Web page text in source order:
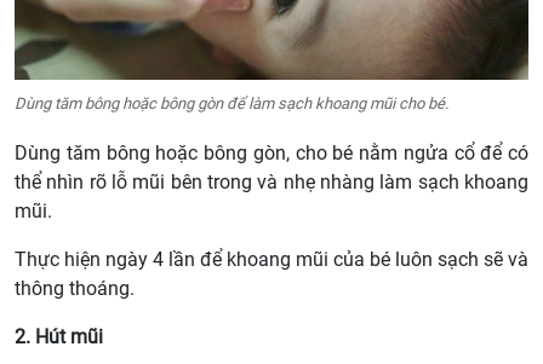
Dùng tăm bông hoặc bông gòn để làm sạch khoang mũi cho bé.
Dùng tăm bông hoặc bông gòn, cho bé nằm ngửa cổ để có
thể nhìn rõ lỗ mũi bên trong và nhẹ nhàng làm sạch khoang
mũi.
Thực hiện ngày 4 lần để khoang mũi của bé luôn sạch sẽ và
thông thoáng.
2. Hút mũi